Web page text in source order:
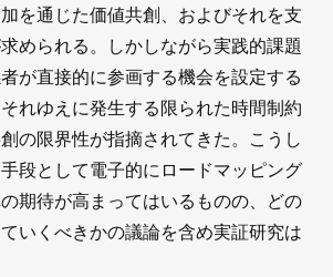
を通じた価値共創、およびそれを支
められる。しかしながら実践的課題
が直接的に参画する機会を設定する
れゆえに発生する限られた時間制約
の限界性が指摘されてきた。こうし
段として電子的にロードマッピング
期待が高まってはいるものの、どの
いくべきかの議論を含め実証研究は